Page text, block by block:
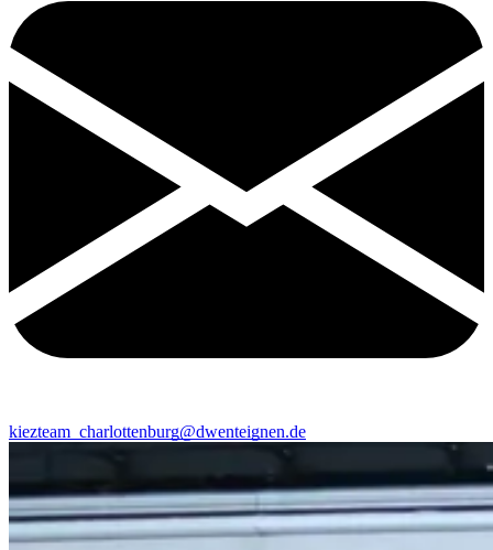
kiezteam_charlottenburg@dwenteignen.de